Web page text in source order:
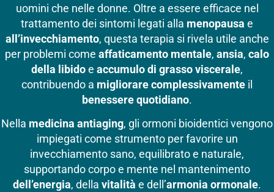
uomini che nelle donne. Oltre a essere efficace nel
trattamento dei sintomi legati alla menopausa e
all’invecchiamento, questa terapia si rivela utile anche
per problemi come affaticamento mentale, ansia, calo
della libidoe accumulo di grasso viscerale,
contribuendo a migliorare complessivamente il
benessere quotidiano.
Nella medicina antiaging, gli ormoni bioidentici vengono
impiegati come strumento per favorire un
invecchiamento sano, equilibrato e naturale,
supportando corpo e mente nel mantenimento
dell’energia, della vitalità e dell’armonia ormonale.